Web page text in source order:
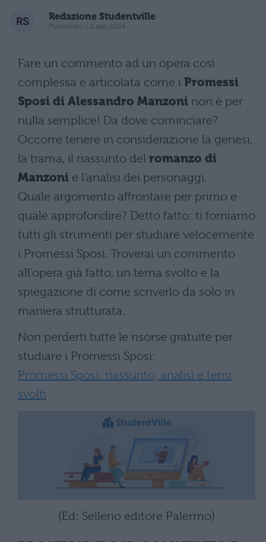
Redazione Studentville
Pubblicato il 2 ago 2024
Fare un commento ad un opera così
complessa e articolata come i Promessi
Sposi di Alessandro Manzoni non è per
nulla semplice! Da dove cominciare?
Occorre tenere in considerazione la genesi,
la trama, il riassunto del romanzo di
Manzoni e l’analisi dei personaggi.
Quale argomento affrontare per primo e
quale approfondire? Detto fatto: ti forniamo
tutti gli strumenti per studiare velocemente
i Promessi Sposi. Troverai un commento
all’opera già fatto, un tema svolto e la
spiegazione di come scriverlo da solo in
maniera strutturata.
Non perderti tutte le risorse gratuite per
studiare i Promessi Sposi:
Promessi Sposi: riassunto, analisi e temi
svolti
(Ed: Sellerio editore Palermo)